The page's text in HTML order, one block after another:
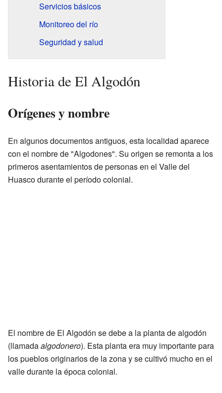
Servicios básicos
Monitoreo del río
Seguridad y salud
Historia de El Algodón
Orígenes y nombre
En algunos documentos antiguos, esta localidad aparece
con el nombre de "Algodones". Su origen se remonta a los
primeros asentamientos de personas en el Valle del
Huasco durante el período colonial.
El nombre de El Algodón se debe a la planta de algodón
(llamadaalgodonero). Esta planta era muy importante para
los pueblos originarios de la zona y se cultivó mucho en el
valle durante la época colonial.